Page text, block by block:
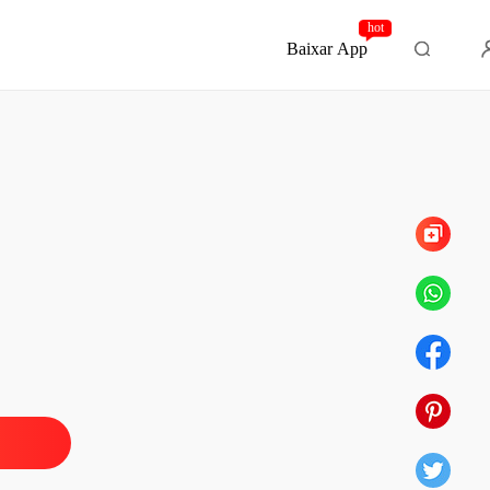
Baixar App
hot
4 Ela parece ofendida